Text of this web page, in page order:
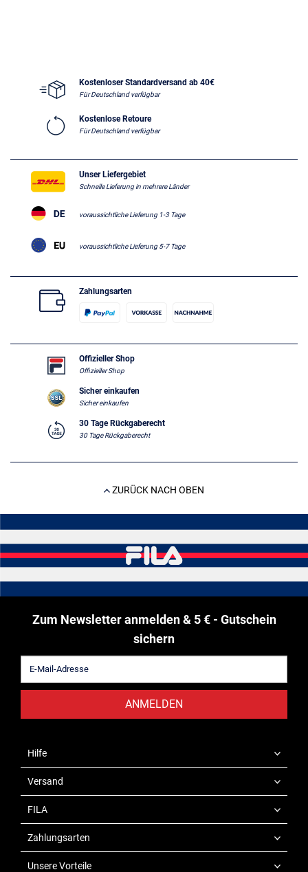
Kostenloser Standardversand ab 40€
Für Deutschland verfügbar
Kostenlose Retoure
Für Deutschland verfügbar
Unser Liefergebiet
Schnelle Lieferung in mehrere Länder
voraussichtliche Lieferung 1-3 Tage
voraussichtliche Lieferung 5-7 Tage
Zahlungsarten
Offizieller Shop
Offizieller Shop
Sicher einkaufen
Sicher einkaufen
30 Tage Rückgaberecht
30 Tage Rückgaberecht
ZURÜCK NACH OBEN
Zum Newsletter anmelden & 5 € - Gutschein
sichern
ANMELDEN
Hilfe
Versand
FILA
Zahlungsarten
Unsere Vorteile